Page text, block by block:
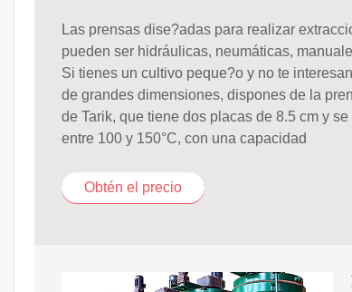
Las prensas dise?adas para realizar
pueden ser hidráulicas, neumáticas,
Si tienes un cultivo peque?o y no te
de grandes dimensiones, dispones de la
de Tarik, que tiene dos placas de 8.5 cm y
entre 100 y 150°C, con una capacidad
Obtén el precio